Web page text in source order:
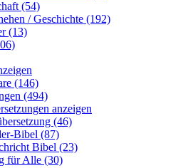
(54)
/ Geschichte (192)
(13)
(146)
(494)
anzeigen
(46)
Bibel (87)
Bibel (23)
für Alle (30)